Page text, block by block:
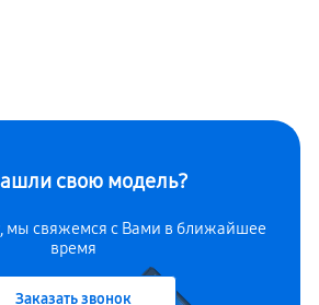
свою модель?
мы свяжемся с Вами в ближайшее
время
Заказать звонок